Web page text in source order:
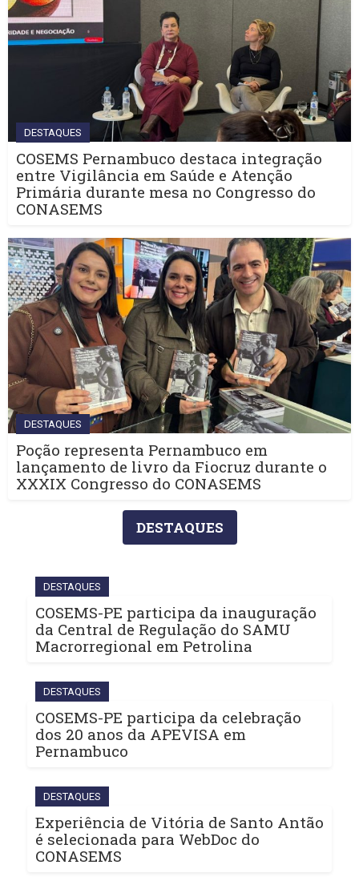
DESTAQUES
COSEMS Pernambuco destaca integração
entre Vigilância em Saúde e Atenção
Primária durante mesa no Congresso do
CONASEMS
DESTAQUES
Poção representa Pernambuco em
lançamento de livro da Fiocruz durante o
XXXIX Congresso do CONASEMS
DESTAQUES
DESTAQUES
COSEMS-PE participa da inauguração
da Central de Regulação do SAMU
Macrorregional em Petrolina
DESTAQUES
COSEMS-PE participa da celebração
dos 20 anos da APEVISA em
Pernambuco
DESTAQUES
Experiência de Vitória de Santo Antão
é selecionada para WebDoc do
CONASEMS